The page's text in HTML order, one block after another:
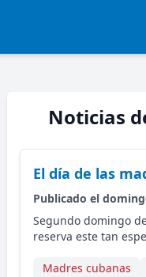
Noticias
El día de las
Publicado el
Segundo domingo
reserva este tan
Madres cubanas